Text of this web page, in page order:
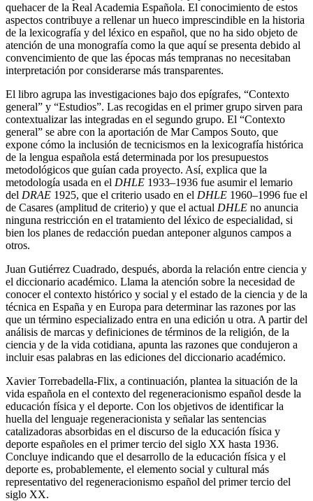
quehacer de la Real Academia Española. El conocimiento de estos
aspectos contribuye a rellenar un hueco imprescindible en la historia
de la lexicografía y del léxico en español, que no ha sido objeto de
atención de una monografía como la que aquí se presenta debido al
convencimiento de que las épocas más tempranas no necesitaban
interpretación por considerarse más transparentes.
El libro agrupa las investigaciones bajo dos epígrafes, “Contexto
general” y “Estudios”. Las recogidas en el primer grupo sirven para
contextualizar las integradas en el segundo grupo. El “Contexto
general” se abre con la aportación de Mar Campos Souto, que
expone cómo la inclusión de tecnicismos en la lexicografía histórica
de la lengua española está determinada por los presupuestos
metodológicos que guían cada proyecto. Así, explica que la
metodología usada en el DHLE 1933–1936 fue asumir el lemario
del DRAE 1925, que el criterio usado en el DHLE 1960–1996 fue el
de Casares (amplitud de criterio) y que el actual DHLE no anuncia
ninguna restricción en el tratamiento del léxico de especialidad, si
bien los planes de redacción puedan anteponer algunos campos a
otros.
Juan Gutiérrez Cuadrado, después, aborda la relación entre ciencia y
el diccionario académico. Llama la atención sobre la necesidad de
conocer el contexto histórico y social y el estado de la ciencia y de la
técnica en España y en Europa para determinar las razones por las
que un término especializado entra en una edición u otra. A partir del
análisis de marcas y definiciones de términos de la religión, de la
ciencia y de la vida cotidiana, apunta las razones que condujeron a
incluir esas palabras en las ediciones del diccionario académico.
Xavier Torrebadella-Flix, a continuación, plantea la situación de la
vida española en el contexto del regeneracionismo español desde la
educación física y el deporte. Con los objetivos de identificar la
huella del lenguaje regeneracionista y señalar las sentencias
catalizadoras absorbidas en el discurso de la educación física y
deporte españoles en el primer tercio del siglo XX hasta 1936.
Concluye indicando que el desarrollo de la educación física y el
deporte es, probablemente, el elemento social y cultural más
representativo del regeneracionismo español del primer tercio del
siglo XX.